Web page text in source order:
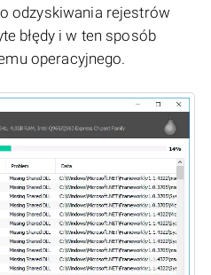
odzyskiwania rejestrów
błędy i w ten sposób
operacyjnego.